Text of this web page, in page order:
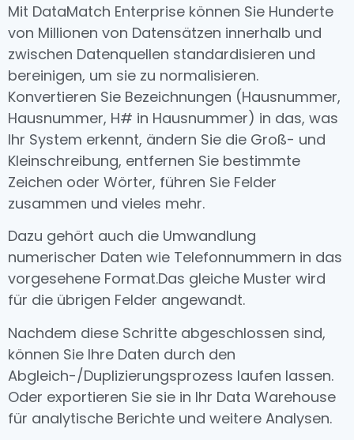
Mit DataMatch Enterprise können Sie Hunderte
von Millionen von Datensätzen innerhalb und
zwischen Datenquellen standardisieren und
bereinigen, um sie zu normalisieren.
Konvertieren Sie Bezeichnungen (Hausnummer,
Hausnummer, H# in Hausnummer) in das, was
Ihr System erkennt, ändern Sie die Groß- und
Kleinschreibung, entfernen Sie bestimmte
Zeichen oder Wörter, führen Sie Felder
zusammen und vieles mehr.
Dazu gehört auch die Umwandlung
numerischer Daten wie Telefonnummern in das
vorgesehene Format.Das gleiche Muster wird
für die übrigen Felder angewandt.
Nachdem diese Schritte abgeschlossen sind,
können Sie Ihre Daten durch den
Abgleich-/Duplizierungsprozess laufen lassen.
Oder exportieren Sie sie in Ihr Data Warehouse
für analytische Berichte und weitere Analysen.